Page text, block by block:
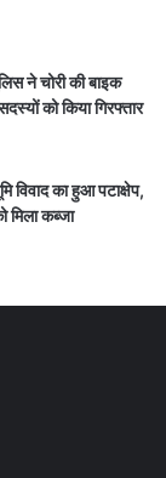
ने चोरी की बाइक
को किया गिरफ्तार
विवाद का हुआ पटाक्षेप,
मिला कब्जा